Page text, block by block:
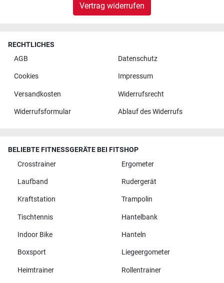
Vertrag widerrufen
RECHTLICHES
AGB
Datenschutz
Cookies Impressum
Versandkosten Widerrufsrecht
Widerrufsformular Ablauf des Widerrufs
BELIEBTE FITNESSGERÄTE BEI FITSHOP
Crosstrainer
Ergometer
Laufband Rudergerät
Kraftstation Trampolin
Tischtennis Hantelbank
Indoor Bike Hanteln
Boxsport Liegeergometer
Heimtrainer Rollentrainer